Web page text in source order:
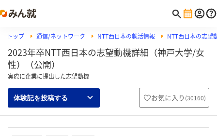
トップ 通信/ネットワーク NTT西日本の就活情報 NTT西日本の志望
2023年卒NTT西日本の志望動機詳細（神戸大学/女
性）（公開）
実際に企業に提出した志望動機
体験記を投稿する お気に入り (30160)